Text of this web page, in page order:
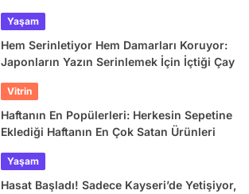
Yaşam
Hem Serinletiyor Hem Damarları Koruyor:
Japonların Yazın Serinlemek İçin İçtiği Çay
Vitrin
Haftanın En Popülerleri: Herkesin Sepetine
Eklediği Haftanın En Çok Satan Ürünleri
Yaşam
Hasat Başladı! Sadece Kayseri’de Yetişiyor,